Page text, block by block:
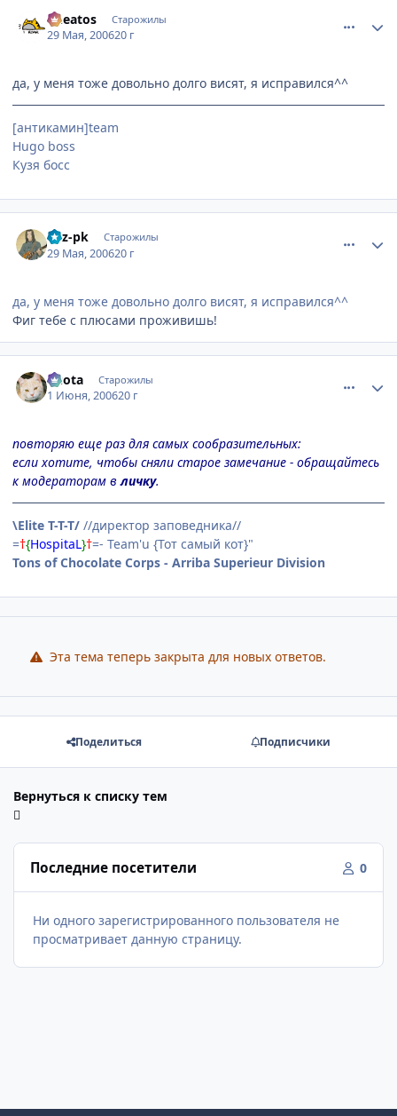
Cheatos Старожилы
29 Мая, 200620 г
да, у меня тоже довольно долго висят, я исправился^^
[антикамин]team
Hugo boss
Кузя босс
Rez-pk Старожилы
29 Мая, 200620 г
да, у меня тоже довольно долго висят, я исправился^^
Фиг тебе с плюсами проживишь!
Kuota Старожилы
1 Июня, 200620 г
повторяю еще раз для самых сообразительных:
если хотите, чтобы сняли старое замечание - обращайтесь
к модераторам вличку.
\Elite T-T-T/ //директор заповедника//
=†{HospitaL}†=- Team'u {Тот самый кот}"
Tons of Chocolate Corps - Arriba Superieur Division
Эта тема теперь закрыта для новых ответов.
Поделиться Подписчики
Вернуться к списку тем
Последние посетители 0
Ни одного зарегистрированного пользователя не
просматривает данную страницу.